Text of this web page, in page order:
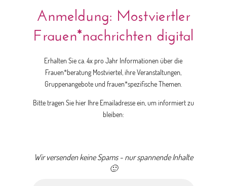
Anmeldung: Mostviertler
Frauen*nachrichten digital
Erhalten Sie ca. 4x pro Jahr Informationen über die
Frauen*beratung Mostviertel, ihre Veranstaltungen,
Gruppenangebote und frauen*spezifische Themen.
Bitte tragen Sie hier Ihre Emailadresse ein, um informiert zu
bleiben:
Bitte dieses Feld leer lassen
Wir versenden keine Spams - nur spannende Inhalte
🙂